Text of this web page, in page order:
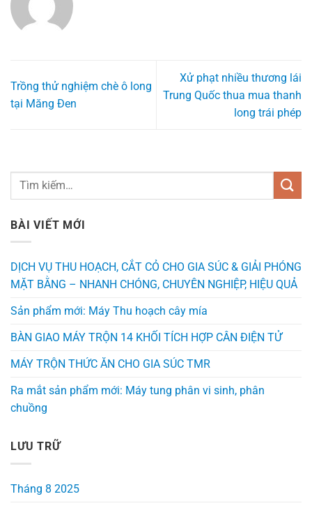
Trồng thử nghiệm chè ô long
tại Măng Đen
Xử phạt nhiều thương lái
Trung Quốc thua mua thanh
long trái phép
BÀI VIẾT MỚI
DỊCH VỤ THU HOẠCH, CẮT CỎ CHO GIA SÚC & GIẢI PHÓNG
MẶT BẰNG – NHANH CHÓNG, CHUYÊN NGHIỆP, HIỆU QUẢ
Sản phẩm mới: Máy Thu hoạch cây mía
BÀN GIAO MÁY TRỘN 14 KHỐI TÍCH HỢP CÂN ĐIỆN TỬ
MÁY TRỘN THỨC ĂN CHO GIA SÚC TMR
Ra mắt sản phẩm mới: Máy tung phân vi sinh, phân
chuồng
LƯU TRỮ
Tháng 8 2025